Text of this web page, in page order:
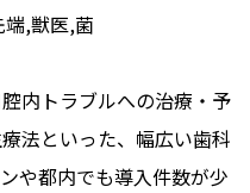
内トラブルへの治療・予
法といった、幅広い歯科
や都内でも導入件数が少